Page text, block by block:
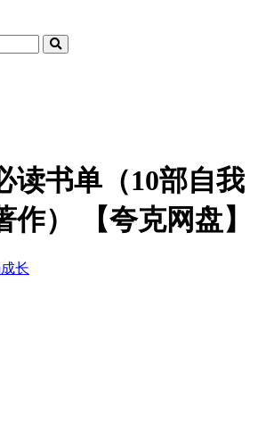
读书单（10部自我
作） 【夸克网盘】
长